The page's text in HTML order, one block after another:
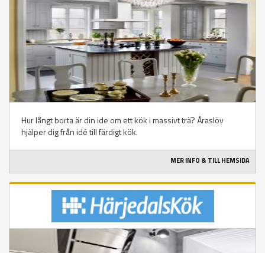
Hur långt borta är din ide om ett kök i massivt trä? Åraslöv
hjälper dig från idé till färdigt kök.
MER INFO & TILL HEMSIDA